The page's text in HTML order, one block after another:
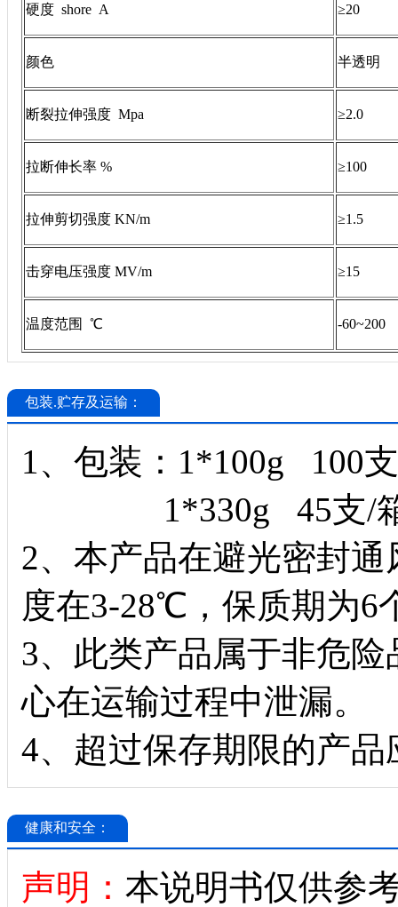
硬度 shore A ≥20
颜色 半透明
断裂拉伸强度 Mpa ≥2.0
拉断伸长率 % ≥100
拉伸剪切强度 KN/m ≥1.5
击穿电压强度 MV/m ≥15
温度范围 ℃ -60~200
包装.贮存及运输：
1、包装：1*100g 100
1*330g 45支/箱
2、本产品在避光密封
度在3-28℃，保质期为6
3、此类产品属于非危
心在运输过程中泄漏。
4、超过保存期限的产
健康和安全：
声明： 本说明书仅供参